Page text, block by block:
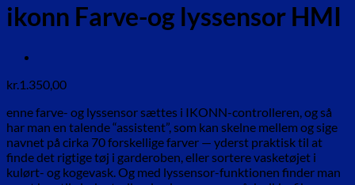
ikonn Farve-og lyssensor HMI
kr.1.350,00
enne farve- og lyssensor sættes i IKONN-controlleren, og så
har man en talende “assistent”, som kan skelne mellem og sige
navnet på cirka 70 forskellige farver — yderst praktisk til at
finde det rigtige tøj i garderoben, eller sortere vasketøjet i
kulørt- og kogevask. Og med lyssensor-funktionen finder man